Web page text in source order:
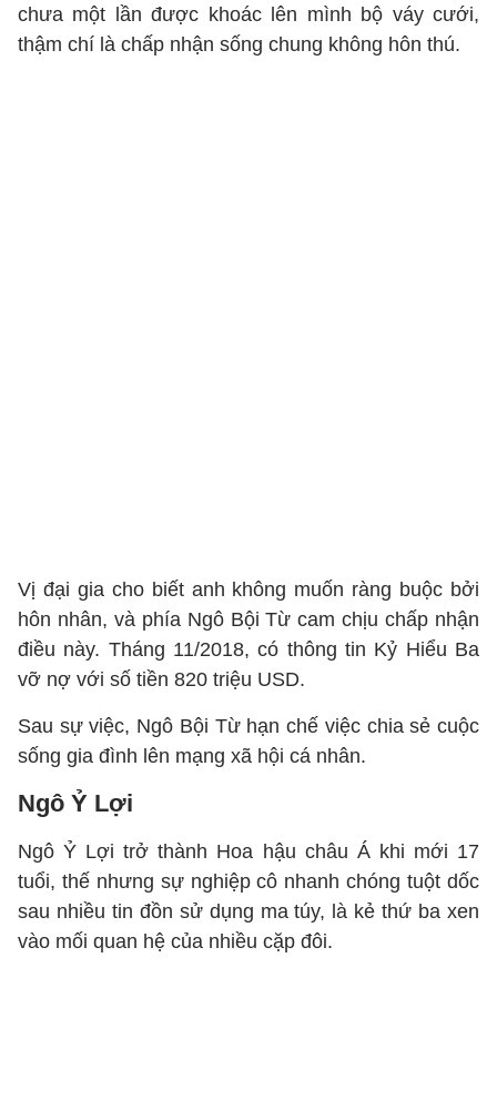
chưa một lần được khoác lên mình bộ váy cưới,
thậm chí là chấp nhận sống chung không hôn thú.
Vị đại gia cho biết anh không muốn ràng buộc bởi
hôn nhân, và phía Ngô Bội Từ cam chịu chấp nhận
điều này. Tháng 11/2018, có thông tin Kỷ Hiểu Ba
vỡ nợ với số tiền 820 triệu USD.
Sau sự việc, Ngô Bội Từ hạn chế việc chia sẻ cuộc
sống gia đình lên mạng xã hội cá nhân.
Ngô Ỷ Lợi
Ngô Ỷ Lợi trở thành Hoa hậu châu Á khi mới 17
tuổi, thế nhưng sự nghiệp cô nhanh chóng tuột dốc
sau nhiều tin đồn sử dụng ma túy, là kẻ thứ ba xen
vào mối quan hệ của nhiều cặp đôi.